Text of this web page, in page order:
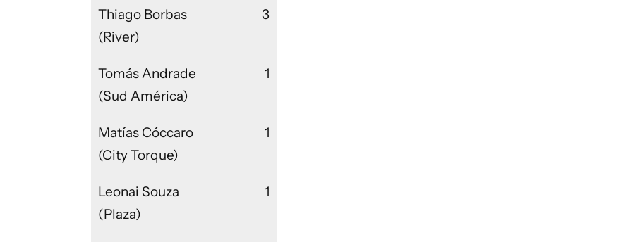
Thiago Borbas
(River)
3
Tomás Andrade
(Sud América)
1
Matías Cóccaro
(City Torque)
1
Leonai Souza
(Plaza)
1